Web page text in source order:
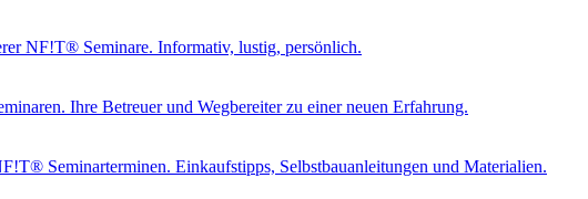
NF!T® Seminare. Informativ, lustig, persönlich.
Ihre Betreuer und Wegbereiter zu einer neuen Erfahrung.
Seminarterminen. Einkaufstipps, Selbstbauanleitungen und Materialien.